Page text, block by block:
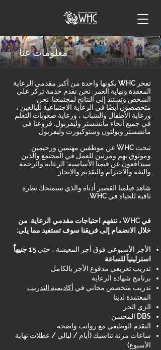
معلومات عنا
تفخر WHC بكونها واحدة من أكبر مقدمي الرعاية
المعقدة ونهاية العمر. نحن نقدم خدمة تركز على
الشخص وتستند إلى النتائج لمجتمعنا. نحن
متخصصون أيضًا في الرعاية الاجتماعية للبالغين ،
ورعاية الأطفال والشباب ، ورعاية صعوبات التعلم
في جميع أنحاء مانشستر وليفربول. فروعنا في
مانشستر وبولتون وستوكبورت وليفربول.
تبحث WHC عن موظفين مهتمين ورحيمين
وموثوق بهم ومرنين للعمل في المجتمع والذين
سيدافعون عن قيمنا الأساسية: الرعاية والرحمة
والثقة والاحترام والتقديم والإنجاز.
شاهد فيلمنا القصير أدناه والذي سيمنحك نظرة
ثاقبة للحياة في WHC.
في WHC ، نتفهم احتياجات مقدمي الرعاية. من
خلال الانضمام إلى فريقنا سوف تستفيد مما يلي:
الأجر الأسبوعي فوق أجر المعيشة ، حتى
15 جنيهاً
استرلينياً للساعة
تدريب تعريفي مدفوع الأجر بالكامل
برنامج شهادة الرعاية
تدريب متخصص مجاني في أكاديمية التدريب
المعتمدة لدينا
الزي الحر
DBS المحسن
التقدم الوظيفي مع رواتب واضحة
ساعات مرنة تناسبك (أيام / ليالي / عطلات نهاية
الأسبوع)